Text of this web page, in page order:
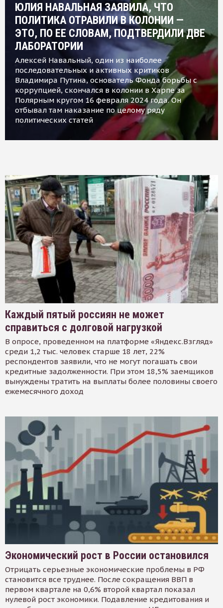
ЮЛИЯ НАВАЛЬНАЯ ЗАЯВИЛА, ЧТО
ПОЛИТИКА ОТРАВИЛИ В КОЛОНИИ —
ЭТО, ПО ЕЕ СЛОВАМ, ПОДТВЕРДИЛИ ДВЕ
ЛАБОРАТОРИИ
Алексей Навальный, один из наиболее
последовательных и активных критиков
Владимира Путина, основатель Фонда борьбы с
коррупцией, скончался в колонии в Харпе за
Полярным кругом 16 февраля 2024 года. Он
отбывал там наказание по целому ряду
политических статей
Каждый пятый россиян не может
справиться с долговой нагрузкой
В опросе, проведенном на платформе «Яндекс.Взгляд»
среди 1,2 тыс. человек старше 18 лет, 22%
респондентов заявили, что не могут погашать свои
кредитные задолженности. При этом 18,5% заемщиков
вынуждены тратить на выплаты более половины своего
ежемесячного доход
Экономический рост в России остановился
Отрицать серьезные экономические проблемы в РФ
становится все труднее. После сокращения ВВП в
первом квартале на 0,6% второй квартал показал
нулевой рост экономики. Подавление кредитования и